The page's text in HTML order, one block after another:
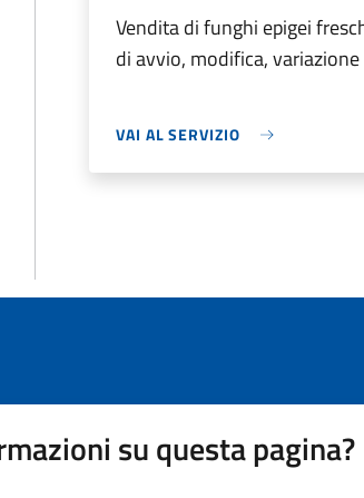
Vendita di funghi epigei
di avvio, modifica,
VAI AL SERVIZIO
su questa pagina?